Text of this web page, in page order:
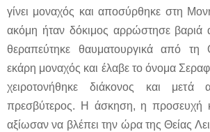
γίνει μοναχός και αποσύρθηκε στη
ακόμη ήταν δόκιμος αρρώστησε βαριά
θεραπεύτηκε θαυματουργικά από
εκάρη μοναχός και έλαβε το όνομα
χειροτονήθηκε διάκονος και
πρεσβύτερος. Η άσκηση, η προσευχή
αξίωσαν να βλέπει την ώρα της Θείας